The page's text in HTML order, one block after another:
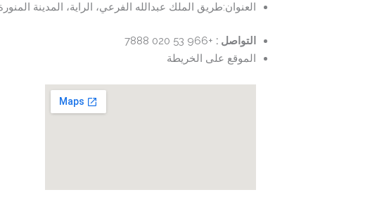
العنوان:طريق الملك عبدالله الفرعي، الراية، المدينة المنورة 42312، المملكة العربية
التواصل : +966 53 020 7888
الموقع على الخريطة